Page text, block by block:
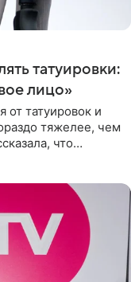
татуировки:
лицо»
от татуировок и
тяжелее, чем
что